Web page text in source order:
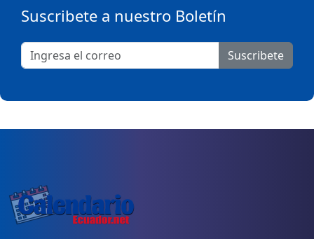
Suscribete a nuestro Boletín
Suscribete